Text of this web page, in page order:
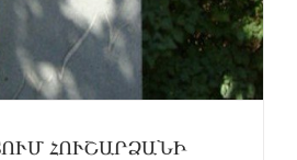
ՀՈՒՇԱՐՁԱՆԻ